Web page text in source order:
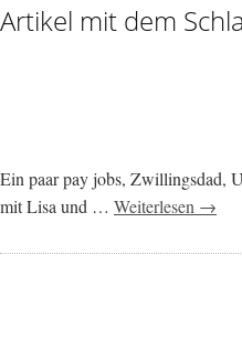
Artikel mit dem
Ein paar pay jobs, Zwillingsdad,
mit Lisa und … Weiterlesen →